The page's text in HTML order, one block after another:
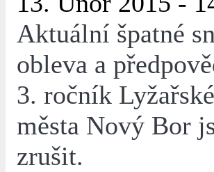
Aktuální špatné
obleva a
3. ročník
města Nový Bor
zrušit.